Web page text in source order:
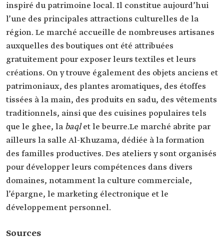
inspiré du patrimoine local. Il constitue aujourd’hui
l’une des principales attractions culturelles de la
région. Le marché accueille de nombreuses artisanes
auxquelles des boutiques ont été attribuées
gratuitement pour exposer leurs textiles et leurs
créations. On y trouve également des objets anciens et
patrimoniaux, des plantes aromatiques, des étoffes
tissées à la main, des produits en sadu, des vêtements
traditionnels, ainsi que des cuisines populaires tels
que le ghee, la baqlet le beurre.Le marché abrite par
ailleurs la salle Al-Khuzama, dédiée à la formation
des familles productives. Des ateliers y sont organisés
pour développer leurs compétences dans divers
domaines, notamment la culture commerciale,
l’épargne, le marketing électronique et le
développement personnel.
Sources